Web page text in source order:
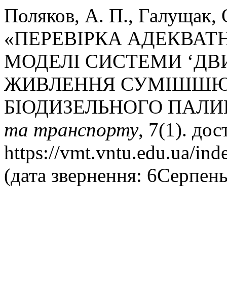
Поляков, А. П.,
«ПЕРЕВІРКА
МОДЕЛІ СИСТЕМИ
ЖИВЛЕННЯ СУМІШШЮ
БІОДИЗЕЛЬНОГО
та транспорту, 7(1).
https://vmt.vntu.edu.ua/
(дата звернення: